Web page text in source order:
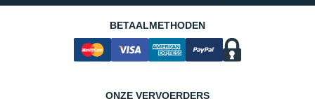
BETAALMETHODEN
ONZE VERVOERDERS